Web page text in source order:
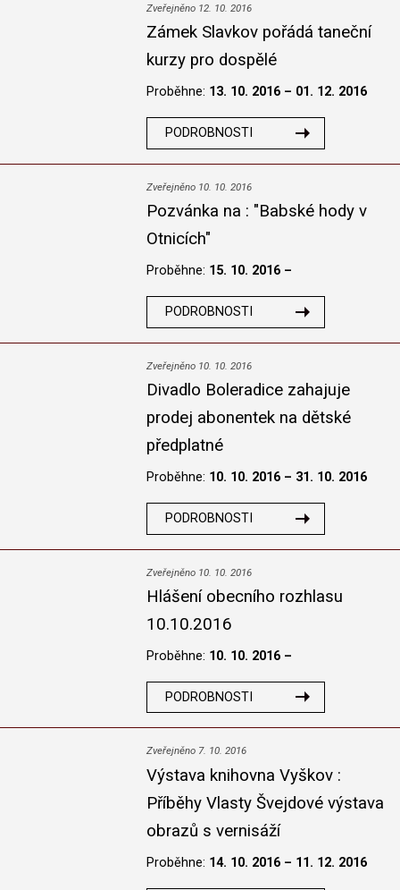
Zveřejněno 12. 10. 2016
Zámek Slavkov pořádá taneční
kurzy pro dospělé
Proběhne: 13. 10. 2016 – 01. 12. 2016
PODROBNOSTI
Zveřejněno 10. 10. 2016
Pozvánka na : "Babské hody v
Otnicích"
Proběhne: 15. 10. 2016 –
PODROBNOSTI
Zveřejněno 10. 10. 2016
Divadlo Boleradice zahajuje
prodej abonentek na dětské
předplatné
Proběhne: 10. 10. 2016 – 31. 10. 2016
PODROBNOSTI
Zveřejněno 10. 10. 2016
Hlášení obecního rozhlasu
10.10.2016
Proběhne: 10. 10. 2016 –
PODROBNOSTI
Zveřejněno 7. 10. 2016
Výstava knihovna Vyškov :
Příběhy Vlasty Švejdové výstava
obrazů s vernisáží
Proběhne: 14. 10. 2016 – 11. 12. 2016